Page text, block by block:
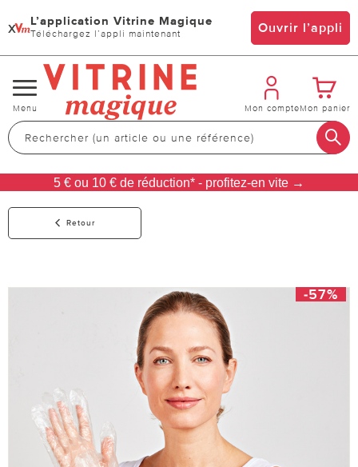
x L’application Vitrine Magique
Téléchargez l’appli maintenant Ouvrir l’appli
Changer
de
navigation
Menu Mon compteMon panier
5 € ou 10 € de réduction* - profitez-en vite →
Retour
-57%